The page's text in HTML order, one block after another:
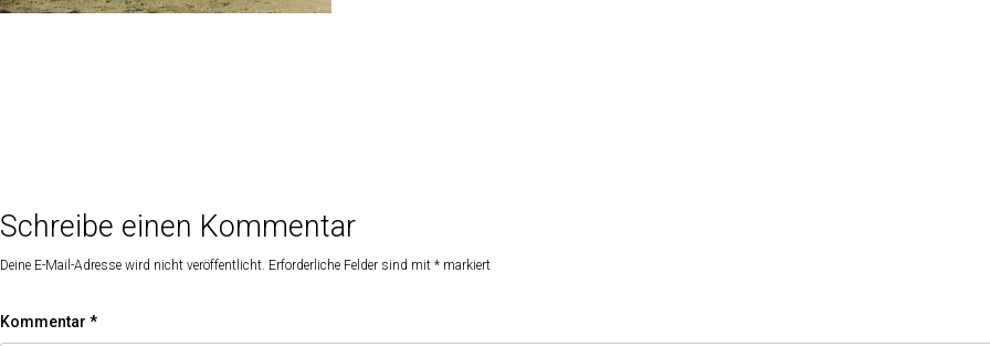
Schreibe einen Kommentar
Deine E-Mail-Adresse wird nicht veröffentlicht. Erforderliche Felder sind mit * markiert
Kommentar *